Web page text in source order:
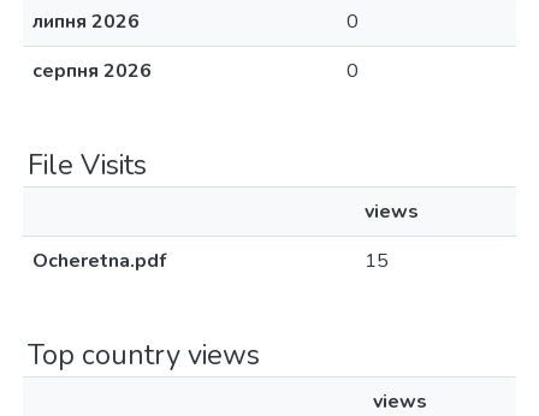
липня 2026
0
серпня 2026
0
File Visits
views
Ocheretna.pdf
15
Top country views
views